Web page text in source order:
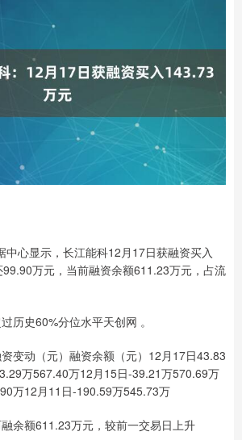
中心显示，长江能科12月17日获融资买入
万元，当前融资余额611.23万元，占流
历史60%分位水平天创网 。
变动（元）融资余额（元）12月17日43.83
万567.40万12月15日-39.21万570.69万
万12月11日-190.59万545.73万
余额611.23万元，较前一交易日上升